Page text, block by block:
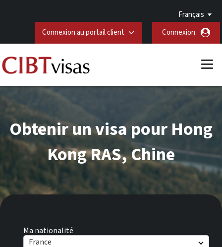
Français
Connexion au portail client
Connexion
Ma nationalité
France
Obtenir un visa pour Hong
Kong RAS, Chine